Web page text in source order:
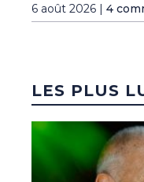
6 août 2026 | 4
LES PLUS